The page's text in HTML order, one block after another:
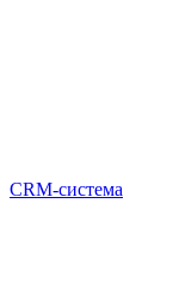
CRM-система